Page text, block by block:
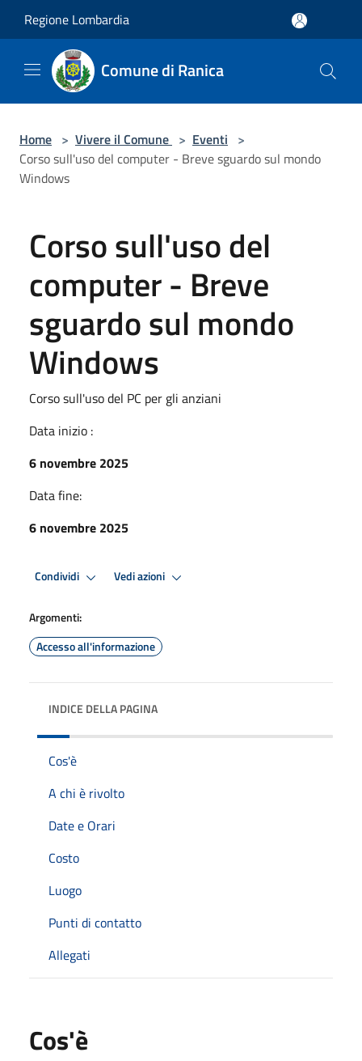
Regione Lombardia
Comune di Ranica
Home > Vivere il Comune > Eventi >
Corso sull'uso del computer - Breve sguardo sul mondo
Windows
Corso sull'uso del
computer - Breve
sguardo sul mondo
Windows
Corso sull'uso del PC per gli anziani
Data inizio :
6 novembre 2025
Data fine:
6 novembre 2025
Condividi Vedi azioni
Argomenti:
Accesso all'informazione
INDICE DELLA PAGINA
Cos'è
A chi è rivolto
Date e Orari
Costo
Luogo
Punti di contatto
Allegati
Cos'è